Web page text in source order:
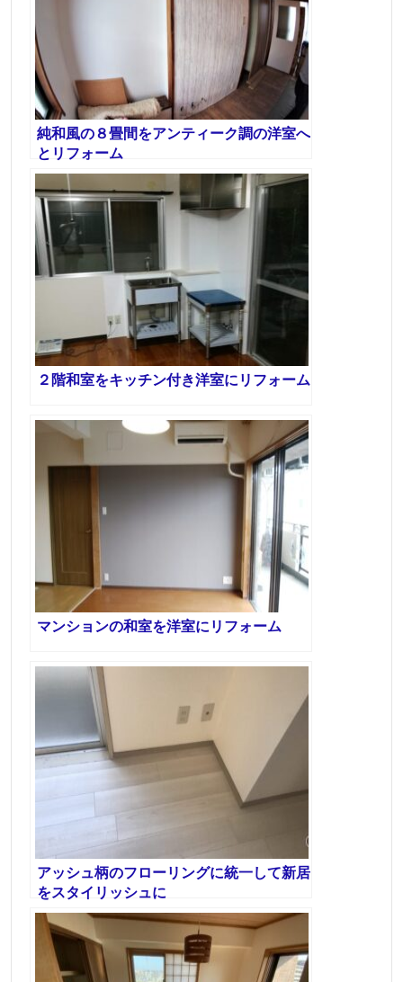
純和風の８畳間をアンティーク調の洋室へ
とリフォーム
２階和室をキッチン付き洋室にリフォーム
マンションの和室を洋室にリフォーム
アッシュ柄のフローリングに統一して新居
をスタイリッシュに